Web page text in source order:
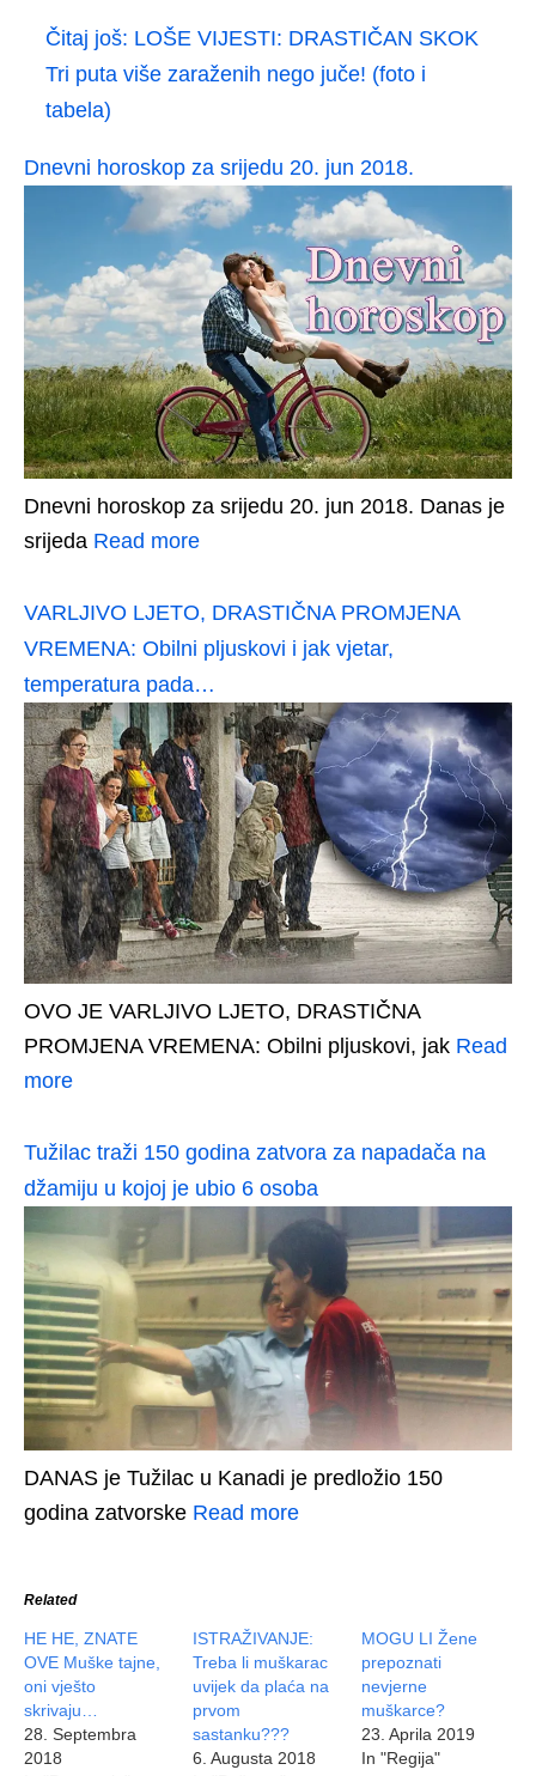
Čitaj još: LOŠE VIJESTI: DRASTIČAN SKOK
Tri puta više zaraženih nego juče! (foto i
tabela)
Dnevni horoskop za srijedu 20. jun 2018.
Dnevni horoskop za srijedu 20. jun 2018. Danas je
srijeda Read more
VARLJIVO LJETO, DRASTIČNA PROMJENA
VREMENA: Obilni pljuskovi i jak vjetar,
temperatura pada…
OVO JE VARLJIVO LJETO, DRASTIČNA
PROMJENA VREMENA: Obilni pljuskovi, jak Read
more
Tužilac traži 150 godina zatvora za napadača na
džamiju u kojoj je ubio 6 osoba
DANAS je Tužilac u Kanadi je predložio 150
godina zatvorske Read more
Related
HE HE, ZNATE
OVE Muške tajne,
oni vješto
skrivaju…
28. Septembra
2018
ISTRAŽIVANJE:
Treba li muškarac
uvijek da plaća na
prvom
sastanku???
6. Augusta 2018
MOGU LI Žene
prepoznati
nevjerne
muškarce?
23. Aprila 2019
In "Regija"